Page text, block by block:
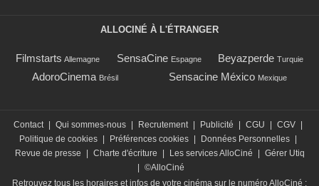
ALLOCINÉ À L'ÉTRANGER
Filmstarts Allemagne SensaCine Espagne Beyazperde Turquie
AdoroCinema Brésil Sensacine México Mexique
Contact Qui sommes-nous Recrutement Publicité CGU CGV
Politique de cookies
Préférences cookies Données Personnelles
Revue de presse
Charte d'écriture Les services AlloCiné
Gérer Utiq
©AlloCiné
Retrouvez tous les horaires et infos de votre cinéma sur le numéro AlloCiné :